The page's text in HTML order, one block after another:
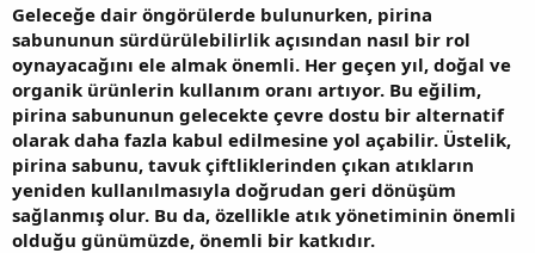
Geleceğe dair öngörülerde bulunurken, pirina
sabununun sürdürülebilirlik açısından nasıl bir rol
oynayacağını ele almak önemli. Her geçen yıl, doğal ve
organik ürünlerin kullanım oranı artıyor. Bu eğilim,
pirina sabununun gelecekte çevre dostu bir alternatif
olarak daha fazla kabul edilmesine yol açabilir. Üstelik,
pirina sabunu, tavuk çiftliklerinden çıkan atıkların
yeniden kullanılmasıyla doğrudan geri dönüşüm
sağlanmış olur. Bu da, özellikle atık yönetiminin önemli
olduğu günümüzde, önemli bir katkıdır.